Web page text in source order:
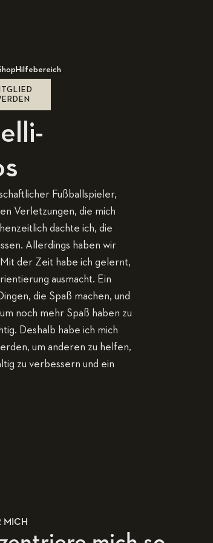
Hilfebereich
Fußballspieler,
Verletzungen, die mich
dachte ich, die
Allerdings haben wir
der Zeit habe ich gelernt,
ausmacht. Ein
die Spaß machen, und
noch mehr Spaß haben zu
Deshalb habe ich mich
um anderen zu helfen,
zu verbessern und ein
MICH